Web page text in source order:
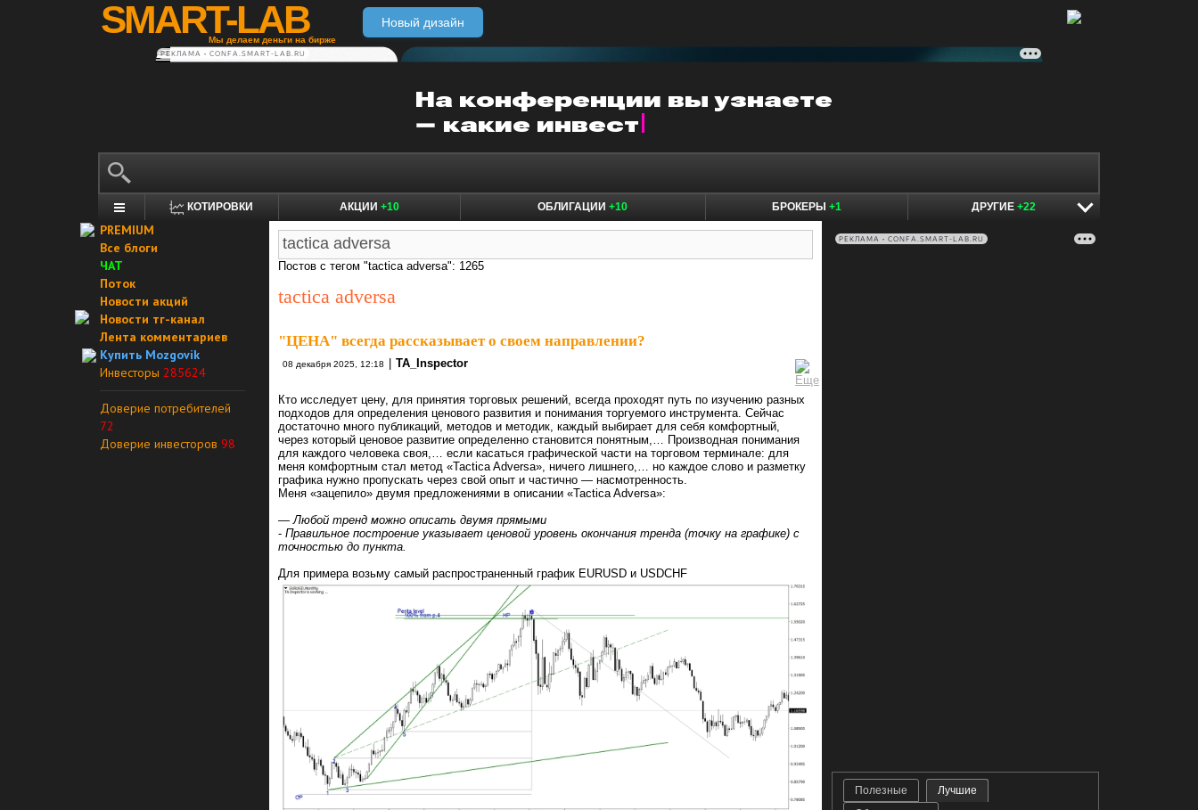
SMART-LAB
Мы делаем деньги на бирже
Новый дизайн
РЕКЛАМА • CONFA.SMART-LAB.RU
КОТИРОВКИ АКЦИИ +10 ОБЛИГАЦИИ +10 БРОКЕРЫ +1 ДРУГИЕ +22
PREMIUM
Все блоги
ЧАТ
Поток
Новости акций
Новости тг-канал
Лента комментариев
Купить Mozgovik
Инвесторы 285624
Доверие потребителей
72
Доверие инвесторов 98
Постов с тегом "tactica adversa": 1265
tactica adversa
"ЦЕНА" всегда рассказывает о своем направлении?
08 декабря 2025, 12:18 | TA_Inspector
Кто исследует цену, для принятия торговых решений, всегда проходят путь по изучению разных
подходов для определения ценового развития и понимания торгуемого инструмента. Сейчас
достаточно много публикаций, методов и методик, каждый выбирает для себя комфортный,
через который ценовое развитие определенно становится понятным,… Производная понимания
для каждого человека своя,… если касаться графической части на торговом терминале: для
меня комфортным стал метод «Tactica Adversa», ничего лишнего,… но каждое слово и разметку
графика нужно пропускать через свой опыт и частично — насмотренность.
Меня «зацепило» двумя предложениями в описании «Tactica Adversa»:
— Любой тренд можно описать двумя прямыми
- Правильное построение указывает ценовой уровень окончания тренда (точку на графике) с
точностью до пункта.
Для примера возьму самый распространенный график EURUSD и USDCHF
РЕКЛАМА • CONFA.SMART-LAB.RU
Полезные
Лучшие